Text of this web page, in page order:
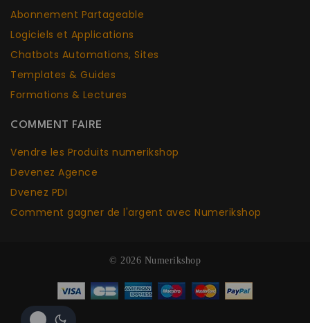
Abonnement Partageable
Logiciels et Applications
Chatbots Automations, Sites
Templates & Guides
Formations & Lectures
COMMENT FAIRE
Vendre les Produits numerikshop
Devenez Agence
Dvenez PDI
Comment gagner de l'argent avec Numerikshop
© 2026 Numerikshop